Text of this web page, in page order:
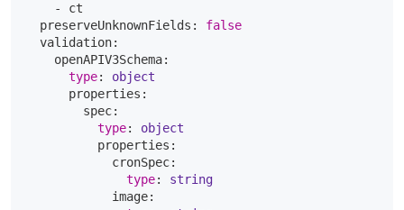
    - ct
  preserveUnknownFields:
false
  validation:
    openAPIV3Schema:
type: object
      properties:
        spec:
type: object
          properties:
            cronSpec:
type: string
            image: